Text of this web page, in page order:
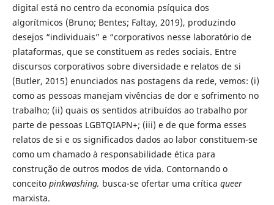
digital está no centro da economia psíquica dos
algorítmicos (Bruno; Bentes; Faltay, 2019), produzindo
desejos “individuais” e “corporativos nesse laboratório de
plataformas, que se constituem as redes sociais. Entre
discursos corporativos sobre diversidade e relatos de si
(Butler, 2015) enunciados nas postagens da rede, vemos: (i)
como as pessoas manejam vivências de dor e sofrimento no
trabalho; (ii) quais os sentidos atribuídos ao trabalho por
parte de pessoas LGBTQIAPN+; (iii) e de que forma esses
relatos de si e os significados dados ao labor constituem-se
como um chamado à responsabilidade ética para
construção de outros modos de vida. Contornando o
conceito pinkwashing, busca-se ofertar uma crítica queer
marxista.